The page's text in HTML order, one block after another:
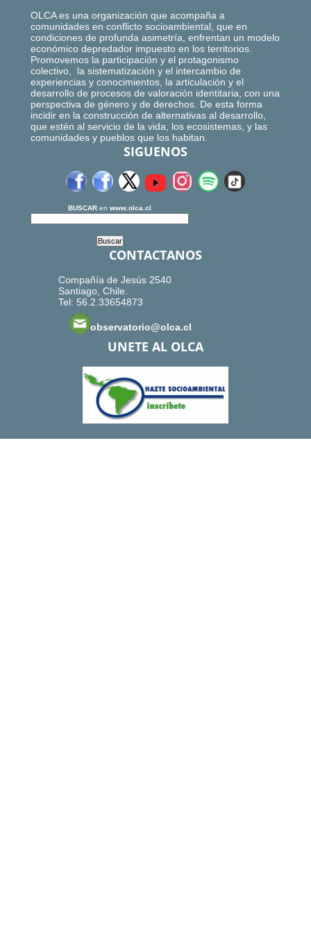
OLCA es una organización que acompaña a
comunidades en conflicto socioambiental, que en
condiciones de profunda asimetría, enfrentan un modelo
económico depredador impuesto en los territorios.
Promovemos la participación y el protagonismo
colectivo, la sistematización y el intercambio de
experiencias y conocimientos, la articulación y el
desarrollo de procesos de valoración identitaria, con una
perspectiva de género y de derechos. De esta forma
incidir en la construcción de alternativas al desarrollo,
que estén al servicio de la vida, los ecosistemas, y las
comunidades y pueblos que los habitan.
SIGUENOS
BUSCAR en www.olca.cl
CONTACTANOS
Compañía de Jesús 2540
Santiago, Chile.
Tel: 56.2.33654873
observatorio@olca.cl
UNETE AL OLCA